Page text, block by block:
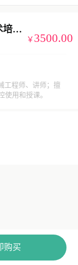
金鳞WYSIWYG3D设计软件技术培训班(直播+教程)
￥ 3500.00
工程师、讲师；擅
使用和授课。
购买